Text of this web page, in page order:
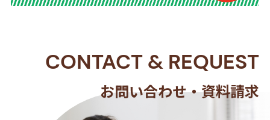
CONTACT & REQUEST
お問い合わせ・資料請求